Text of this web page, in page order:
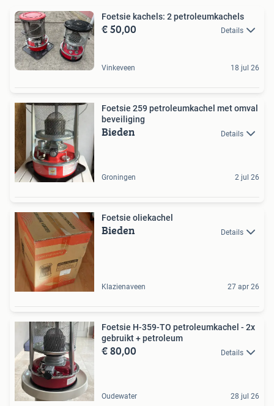
Foetsie kachels: 2 petroleumkachels
€ 50,00 Details
Vinkeveen 18 jul 26
Foetsie 259 petroleumkachel met omval
beveiliging
Bieden Details
Groningen 2 jul 26
Foetsie oliekachel
Bieden Details
Klazienaveen 27 apr 26
Foetsie H-359-TO petroleumkachel - 2x
gebruikt + petroleum
€ 80,00 Details
Oudewater 28 jul 26